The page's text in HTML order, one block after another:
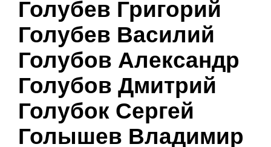
Голубев Григорий
Голубев Василий
Голубов Александр
Голубов Дмитрий
Голубок Сергей
Голышев Владимир